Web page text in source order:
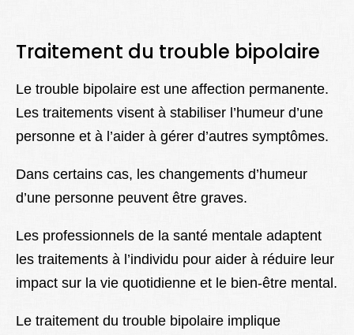
Traitement du trouble bipolaire
Le trouble bipolaire est une affection permanente.
Les traitements visent à stabiliser l’humeur d’une
personne et à l’aider à gérer d’autres symptômes.
Dans certains cas, les changements d’humeur
d’une personne peuvent être graves.
Les professionnels de la santé mentale adaptent
les traitements à l’individu pour aider à réduire leur
impact sur la vie quotidienne et le bien-être mental.
Le traitement du trouble bipolaire implique